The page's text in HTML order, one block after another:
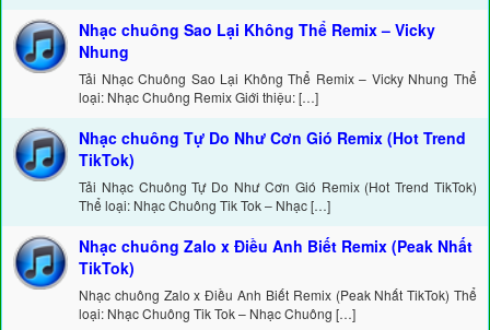
Nhạc chuông Sao Lại Không Thể Remix – Vicky
Nhung
Tải Nhạc Chuông Sao Lại Không Thể Remix – Vicky Nhung Thể
loại: Nhạc Chuông Remix Giới thiệu: […]
Nhạc chuông Tự Do Như Cơn Gió Remix (Hot Trend
TikTok)
Tải Nhạc Chuông Tự Do Như Cơn Gió Remix (Hot Trend TikTok)
Thể loại: Nhạc Chuông Tik Tok – Nhạc […]
Nhạc chuông Zalo x Điều Anh Biết Remix (Peak Nhất
TikTok)
Nhạc chuông Zalo x Điều Anh Biết Remix (Peak Nhất TikTok) Thể
loại: Nhạc Chuông Tik Tok – Nhạc Chuông […]